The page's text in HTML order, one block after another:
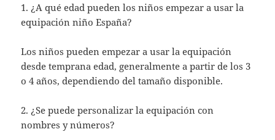
1. ¿A qué edad pueden los niños empezar a usar la
equipación niño España?
Los niños pueden empezar a usar la equipación
desde temprana edad, generalmente a partir de los 3
o 4 años, dependiendo del tamaño disponible.
2. ¿Se puede personalizar la equipación con
nombres y números?